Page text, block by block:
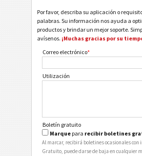
Por favor, describa su aplicación o
palabras. Su información nos ayuda a
productos y brindar un mejor soporte.
avísenos. ¡Muchas gracias por su
Correo electrónico*
Utilización
Boletín gratuito
Marque para recibir boletines
Al marcar, recibirá boletines ocasionales con
Gratuito, puede darse de baja en cualquier